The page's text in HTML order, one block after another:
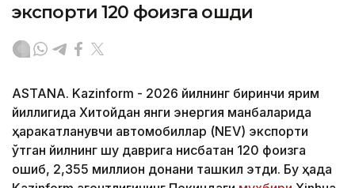
экспорти 120 фоизга ошди
ASTANA. Kazinform - 2026 йилнинг биринчи ярим
йиллигида Хитойдан янги энергия манбаларида
ҳаракатланувчи автомобиллар (NEV) экспорти
ўтган йилнинг шу даврига нисбатан 120 фоизга
ошиб, 2,355 миллион донани ташкил этди. Бу ҳақда